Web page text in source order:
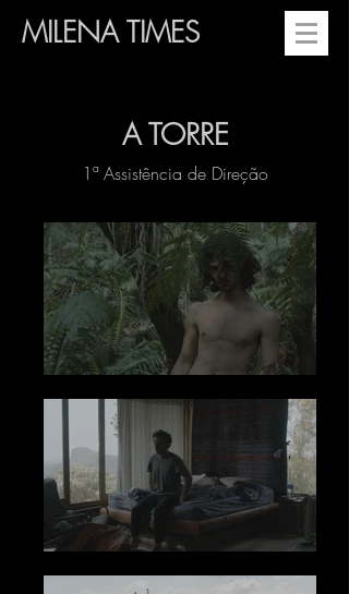
MILENA TIMES
A TORRE
1ª Assistência de Direção